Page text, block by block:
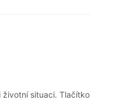
životní situaci. Tlačítko